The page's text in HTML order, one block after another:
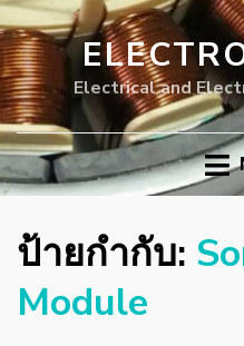
Electrical and
ป้ายกำกับ:
Module